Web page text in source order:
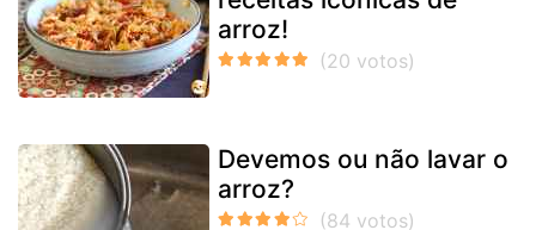
arroz!
Devemos ou não lavar o
arroz?